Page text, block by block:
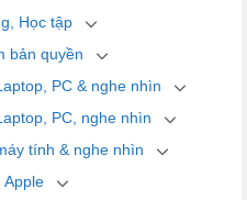
Học tập
bản quyền
PC & nghe nhìn
PC, nghe nhìn
tính & nghe nhìn
Apple